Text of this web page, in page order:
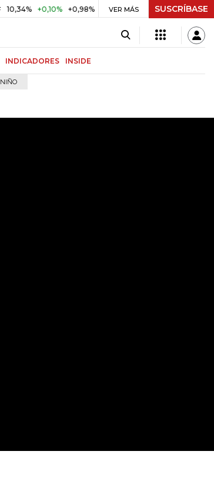
+0,10% +0,98% UVR $ 416,86 +$ 0,05 +0,01%
VER MÁS SUSCRÍBASE
INDICADORES INSIDE